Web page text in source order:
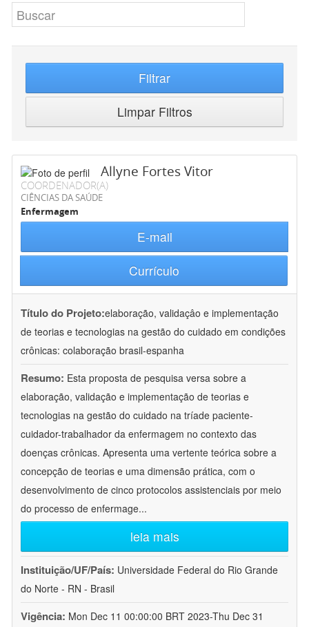
Filtrar
Limpar Filtros
Allyne Fortes Vitor
COORDENADOR(A)
CIÊNCIAS DA SAÚDE
Enfermagem
E-mail
Currículo
Título do Projeto:elaboração, validaçâo e implementação
de teorias e tecnologias na gestão do cuidado em condições
crônicas: colaboração brasil-espanha
Resumo: Esta proposta de pesquisa versa sobre a
elaboração, validação e implementação de teorias e
tecnologias na gestão do cuidado na tríade paciente-
cuidador-trabalhador da enfermagem no contexto das
doenças crônicas. Apresenta uma vertente teórica sobre a
concepção de teorias e uma dimensão prática, com o
desenvolvimento de cinco protocolos assistenciais por meio
do processo de enfermage...
leia mais
Instituição/UF/País: Universidade Federal do Rio Grande
do Norte - RN - Brasil
Vigência: Mon Dec 11 00:00:00 BRT 2023-Thu Dec 31